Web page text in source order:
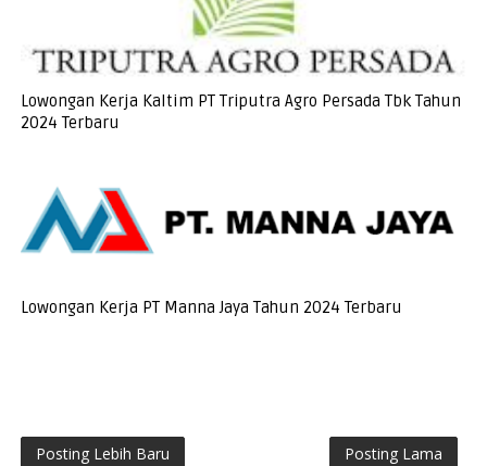
Lowongan Kerja Kaltim PT Triputra Agro Persada Tbk Tahun
2024 Terbaru
Lowongan Kerja PT Manna Jaya Tahun 2024 Terbaru
Posting Lebih Baru Posting Lama